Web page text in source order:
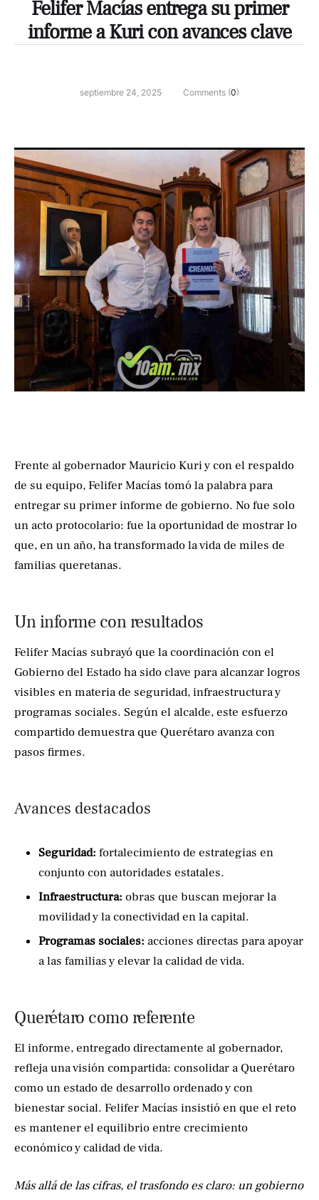
Felifer Macías entrega su primer
informe a Kuri con avances clave
septiembre 24, 2025 Comments (0)
Frente al gobernador Mauricio Kuri y con el respaldo
de su equipo, Felifer Macías tomó la palabra para
entregar su primer informe de gobierno. No fue solo
un acto protocolario: fue la oportunidad de mostrar lo
que, en un año, ha transformado la vida de miles de
familias queretanas.
Un informe con resultados
Felifer Macías subrayó que la coordinación con el
Gobierno del Estado ha sido clave para alcanzar logros
visibles en materia de seguridad, infraestructura y
programas sociales. Según el alcalde, este esfuerzo
compartido demuestra que Querétaro avanza con
pasos firmes.
Avances destacados
Seguridad: fortalecimiento de estrategias en
conjunto con autoridades estatales.
Infraestructura: obras que buscan mejorar la
movilidad y la conectividad en la capital.
Programas sociales: acciones directas para apoyar
a las familias y elevar la calidad de vida.
Querétaro como referente
El informe, entregado directamente al gobernador,
refleja una visión compartida: consolidar a Querétaro
como un estado de desarrollo ordenado y con
bienestar social. Felifer Macías insistió en que el reto
es mantener el equilibrio entre crecimiento
económico y calidad de vida.
Más allá de las cifras, el trasfondo es claro: un gobierno